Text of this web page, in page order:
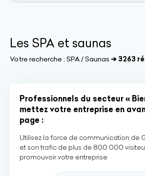
Les SPA et saunas
Votre recherche : SPA / Saunas ➔ 3263
Professionnels du secteur «
mettez votre entreprise en
page :
Utilisez la force de communication de
et son trafic de plus de 800 000
promouvoir votre entreprise